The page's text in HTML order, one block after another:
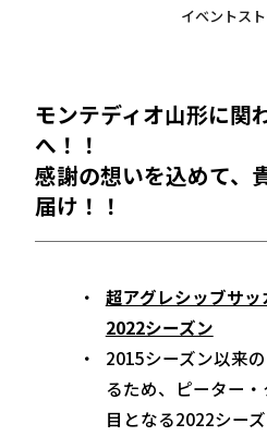
イベントス
モンテディオ山形に関
へ！！
感謝の想いを込めて、
届け！！
超アグレシッブサ
2022シーズン
2015シーズン以来
るため、ピーター
目となる2022シー